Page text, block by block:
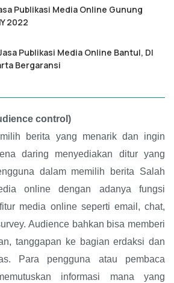
Publikasi Media Online Gunung
2022
Publikasi Media Online Bantul, DI
Bergaransi
control)
berita yang menarik dan ingin
daring menyediakan ditur yang
dalam memilih berita Salah
online dengan adanya fungsi
media online seperti email, chat,
Audience bahkan bisa memberi
tanggapan ke bagian erdaksi dan
Para pengguna atau pembaca
informasi mana yang